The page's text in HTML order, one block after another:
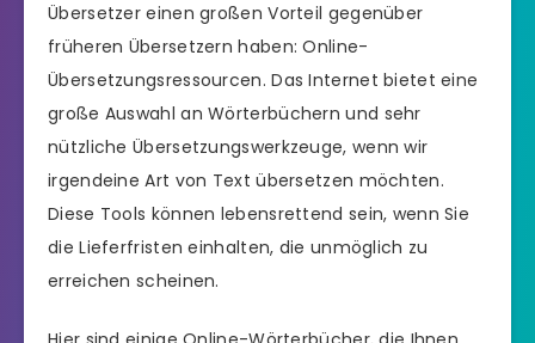
Übersetzer einen großen Vorteil gegenüber
früheren Übersetzern haben: Online-
Übersetzungsressourcen. Das Internet bietet eine
große Auswahl an Wörterbüchern und sehr
nützliche Übersetzungswerkzeuge, wenn wir
irgendeine Art von Text übersetzen möchten.
Diese Tools können lebensrettend sein, wenn Sie
die Lieferfristen einhalten, die unmöglich zu
erreichen scheinen.